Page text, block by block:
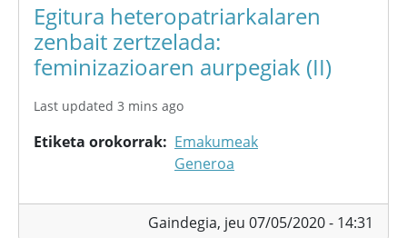
Egitura heteropatriarkalaren
zenbait zertzelada:
feminizazioaren aurpegiak (II)
Last updated 3 mins ago
Etiketa orokorrak
Emakumeak
Generoa
Gaindegia, jeu 07/05/2020 - 14:31